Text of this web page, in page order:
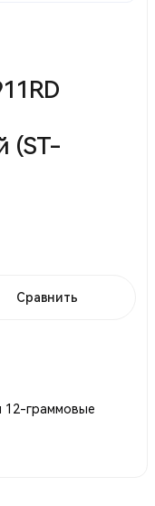
(ST-
Сравнить
12-граммовые
инструкция,